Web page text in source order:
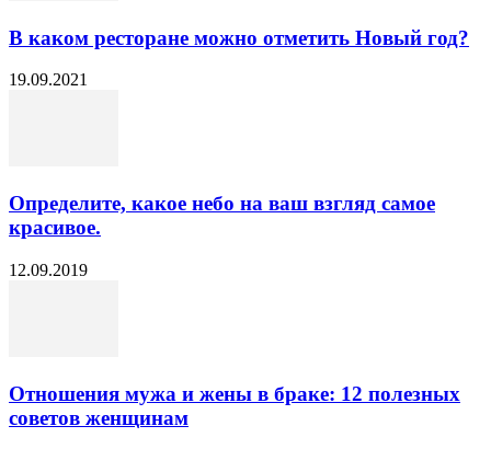
В каком ресторане можно отметить Новый год?
19.09.2021
Определите, какое небо на ваш взгляд самое
красивое.
12.09.2019
Отношения мужа и жены в браке: 12 полезных
советов женщинам